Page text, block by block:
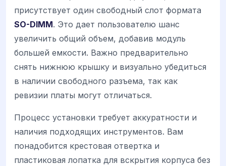
присутствует один свободный слот формата
SO-DIMM. Это дает пользователю шанс
увеличить общий объем, добавив модуль
большей емкости. Важно предварительно
снять нижнюю крышку и визуально убедиться
в наличии свободного разъема, так как
ревизии платы могут отличаться.
Процесс установки требует аккуратности и
наличия подходящих инструментов. Вам
понадобится крестовая отвертка и
пластиковая лопатка для вскрытия корпуса без